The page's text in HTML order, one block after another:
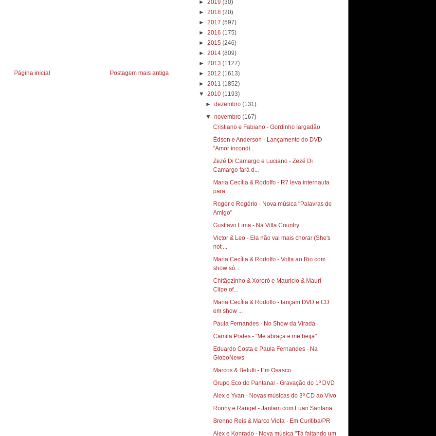
Postagem mais antiga
Página inicial
► 2019 (30)
► 2018 (20)
► 2017 (597)
► 2016 (175)
► 2015 (246)
► 2014 (809)
► 2013 (1127)
► 2012 (1613)
► 2011 (1852)
▼ 2010 (1193)
►dezembro(131)
▼novembro(167)
Cristiano e Fabiano - Gordinho largadão
Édson e Anderson - Lançamento do DVD
"Amor incondi...
Zezé Di Camargo e Luciano - Zezé Di
Camargo fará d...
Maria Cecília & Rodolfo - R7 leva internauta
para ...
Roger e Rogério - Nova música "Palavras de
Amigo"
Gusttavo Lima - Na Villa Country
Victor & Leo - Ela não vai mais chorar (She's
not ...
Maria Cecília & Rodolfo - Volta ao Rio com
show só...
Chitãozinho & Xororó e Mauricio & Mauri -
Clipe of...
Maria Cecília & Rodolfo - lançam DVD e CD
em show ...
Paula Fernandes - No Show da Virada
Camila Prates - "Me abraça e me beija"
Eduardo Costa e Paula Fernandes - Na
GloboNews
Marcos & Belutti - Em Osasco.
Grupo Eco do Pantanal - Gravação do 1º DVD
Alex e Yvan - Novas músicas do 3º CD ao Vivo
Ronny e Rangel - Jantam com Luan Santana .
Brenno Reis & Marco Viola - Em Curitiba/PR
Alex e Konrado - Nova música "Tá faltando um